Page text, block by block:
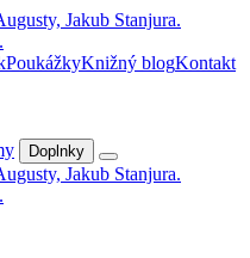
PoukážkyKnižný blogKontakt
Doplnky